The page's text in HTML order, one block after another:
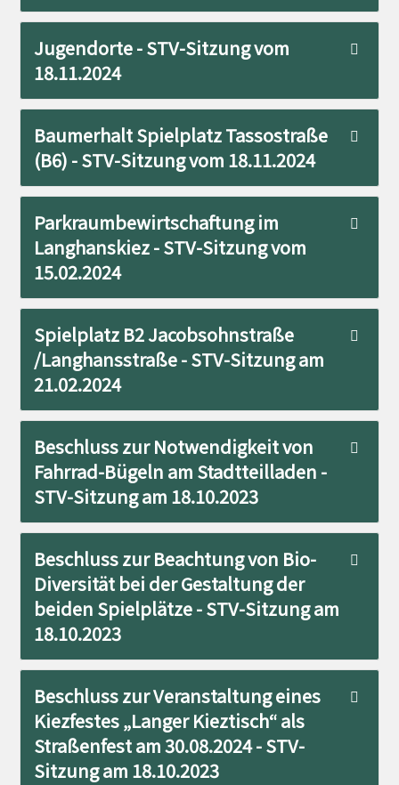
Jugendorte - STV-Sitzung vom
18.11.2024
Baumerhalt Spielplatz Tassostraße
(B6) - STV-Sitzung vom 18.11.2024
Parkraumbewirtschaftung im
Langhanskiez - STV-Sitzung vom
15.02.2024
Spielplatz B2 Jacobsohnstraße
/Langhansstraße - STV-Sitzung am
21.02.2024
Beschluss zur Notwendigkeit von
Fahrrad-Bügeln am Stadtteilladen -
STV-Sitzung am 18.10.2023
Beschluss zur Beachtung von Bio-
Diversität bei der Gestaltung der
beiden Spielplätze - STV-Sitzung am
18.10.2023
Beschluss zur Veranstaltung eines
Kiezfestes „Langer Kieztisch“ als
Straßenfest am 30.08.2024 - STV-
Sitzung am 18.10.2023